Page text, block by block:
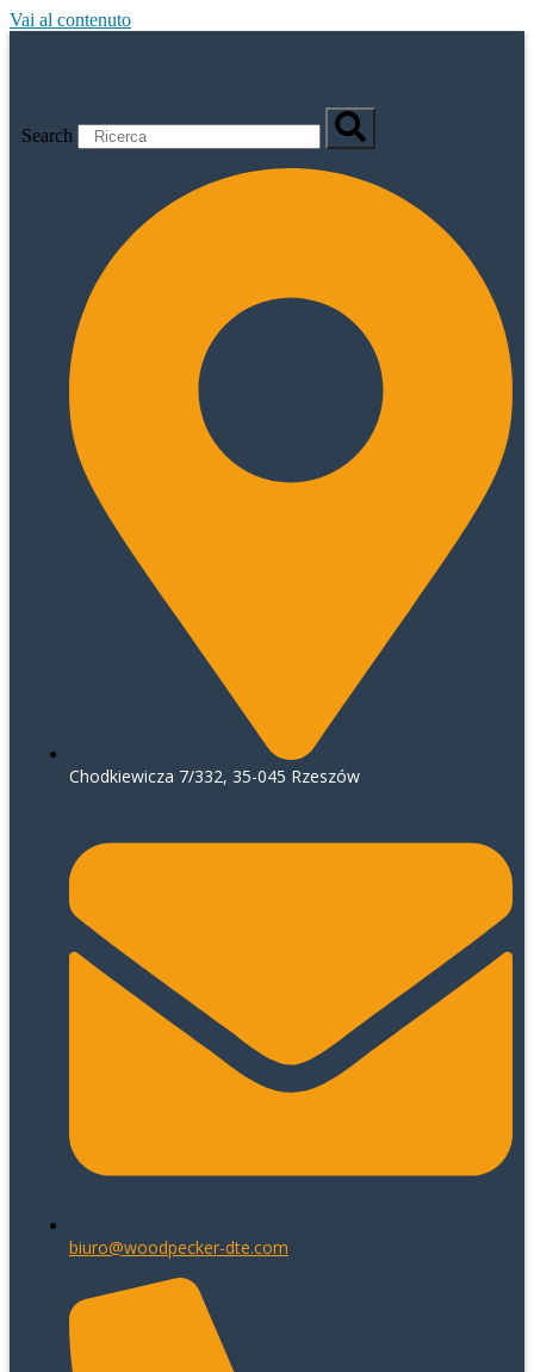
Vai al contenuto
Search
Chodkiewicza 7/332, 35-045 Rzeszów
biuro@woodpecker-dte.com